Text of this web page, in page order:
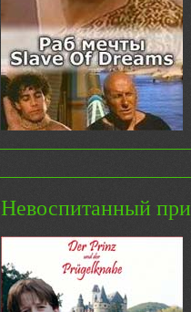
Невоспитанный